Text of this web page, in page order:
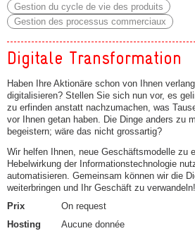
Gestion du cycle de vie des produits
Gestion des processus commerciaux
Digitale Transformation
Haben Ihre Aktionäre schon von Ihnen
digitalisieren? Stellen Sie sich nun vor, es
zu erfinden anstatt nachzumachen, was
vor Ihnen getan haben. Die Dinge anders zu
begeistern; wäre das nicht grossartig?
Wir helfen Ihnen, neue Geschäftsmodelle zu
Hebelwirkung der Informationstechnologie
automatisieren. Gemeinsam können wir die
weiterbringen und Ihr Geschäft zu verwandeln!
Prix
On request
Hosting
Aucune donnée